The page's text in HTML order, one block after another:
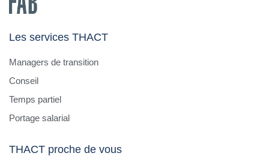
Les services THACT
Managers de transition
Conseil
Temps partiel
Portage salarial
THACT proche de vous